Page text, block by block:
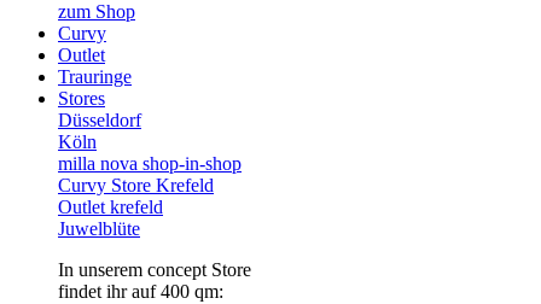
zum Shop
Curvy
Outlet
Trauringe
Stores
Düsseldorf
Köln
milla nova shop-in-shop
Curvy Store Krefeld
Outlet krefeld
Juwelblüte
In unserem concept Store
findet ihr auf 400 qm: